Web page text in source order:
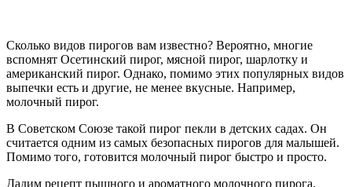
Сколько видов пирогов вам известно? Вероятно, многие
вспомнят Осетинский пирог, мясной пирог, шарлотку и
американский пирог. Однако, помимо этих популярных видов
выпечки есть и другие, не менее вкусные. Например,
молочный пирог.
В Советском Союзе такой пирог пекли в детских садах. Он
считается одним из самых безопасных пирогов для малышей.
Помимо того, готовится молочный пирог быстро и просто.
Дадим рецепт пышного и ароматного молочного пирога.